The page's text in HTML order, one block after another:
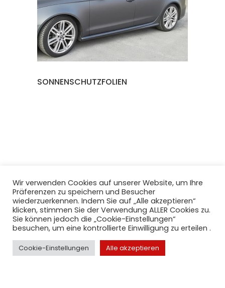
SONNENSCHUTZFOLIEN
Wir verwenden Cookies auf unserer Website, um Ihre
Präferenzen zu speichern und Besucher
wiederzuerkennen. Indem Sie auf „Alle akzeptieren“
klicken, stimmen Sie der Verwendung ALLER Cookies zu.
Sie können jedoch die „Cookie-Einstellungen“
besuchen, um eine kontrollierte Einwilligung zu erteilen .
Cookie-Einstellungen Alle akzeptieren